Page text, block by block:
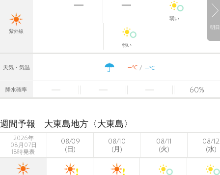
明日
紫外線
弱い
弱い
天気・気温 -℃ -℃
降水確率 60%
週間予報 大東島地方〈大東島〉
2026年
08月07日
18時発表
08/09
(日)
08/10
(月)
08/11
(火)
08/12
(水)